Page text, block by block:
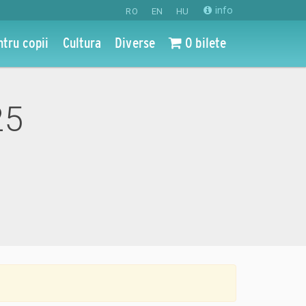
RO EN HU info
copii Cultura Diverse 0 bilete